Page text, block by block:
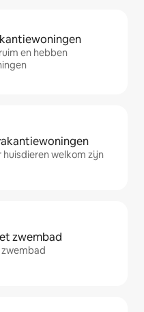
en hebben
welkom zijn
zwembad